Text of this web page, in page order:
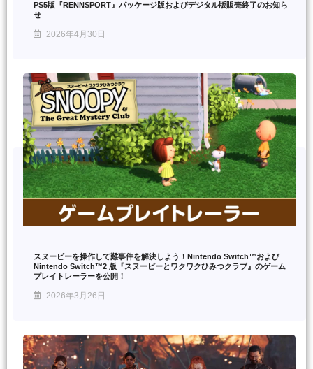
PS5版『RENNSPORT』パッケージ版およびデジタル版販売終了のお知ら
せ
2026年4月30日
スヌーピーを操作して難事件を解決しよう！Nintendo Switch™および
Nintendo Switch™2 版『スヌーピーとワクワクひみつクラブ』のゲーム
プレイトレーラーを公開！
2026年3月26日